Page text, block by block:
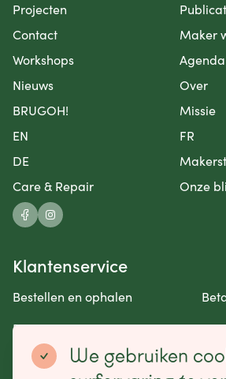
Projecten
Contact
Maker
Workshops
Agenda
Nieuws
Over
BRUGOH!
Missie
EN
FR
DE
Care & Repair
Onze
Klantenservice
Bestellen en ophalen
Retourneren en garantie
We gebruiken